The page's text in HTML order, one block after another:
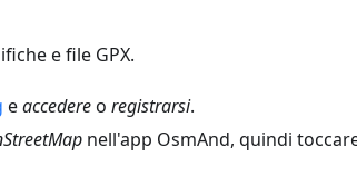
e file GPX.
eaccedereo registrarsi.
nell'app OsmAnd, quindi